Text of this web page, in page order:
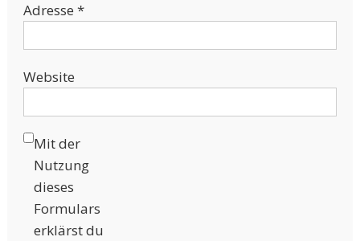
Adresse *
Website
Mit der
Nutzung
dieses
Formulars
erklärst du